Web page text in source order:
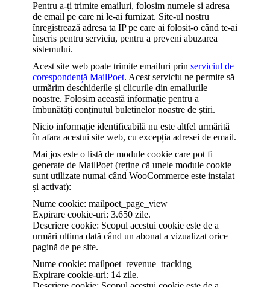
Pentru a-ți trimite emailuri, folosim numele și adresa
de email pe care ni le-ai furnizat. Site-ul nostru
înregistrează adresa ta IP pe care ai folosit-o când te-ai
înscris pentru serviciu, pentru a preveni abuzarea
sistemului.
Acest site web poate trimite emailuri prin serviciul de
corespondență MailPoet. Acest serviciu ne permite să
urmărim deschiderile și clicurile din emailurile
noastre. Folosim această informație pentru a
îmbunătăți conținutul buletinelor noastre de știri.
Nicio informație identificabilă nu este altfel urmărită
în afara acestui site web, cu excepția adresei de email.
Mai jos este o listă de module cookie care pot fi
generate de MailPoet (reține că unele module cookie
sunt utilizate numai când WooCommerce este instalat
și activat):
Nume cookie: mailpoet_page_view
Expirare cookie-uri: 3.650 zile.
Descriere cookie: Scopul acestui cookie este de a
urmări ultima dată când un abonat a vizualizat orice
pagină de pe site.
Nume cookie: mailpoet_revenue_tracking
Expirare cookie-uri: 14 zile.